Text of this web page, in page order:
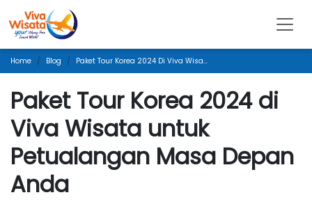
Home Blog Paket Tour Korea 2024 Di Viva Wisata Untuk Petualangan Masa Depan Anda
Paket Tour Korea 2024 di
Viva Wisata untuk
Petualangan Masa Depan
Anda